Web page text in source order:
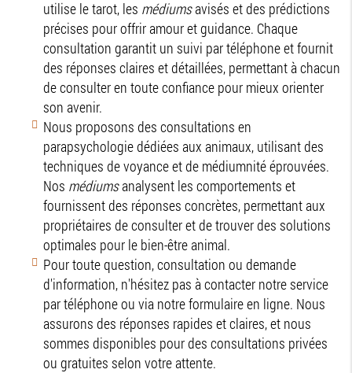
utilise le tarot, les médiumsavisés et des prédictions
précises pour offrir amour et guidance. Chaque
consultation garantit un suivi par téléphone et fournit
des réponses claires et détaillées, permettant à chacun
de consulter en toute confiance pour mieux orienter
son avenir.
Nous proposons des consultations en
parapsychologie dédiées aux animaux, utilisant des
techniques de voyance et de médiumnité éprouvées.
Nos médiumsanalysent les comportements et
fournissent des réponses concrètes, permettant aux
propriétaires de consulter et de trouver des solutions
optimales pour le bien-être animal.
Pour toute question, consultation ou demande
d'information, n'hésitez pas à contacter notre service
par téléphone ou via notre formulaire en ligne. Nous
assurons des réponses rapides et claires, et nous
sommes disponibles pour des consultations privées
ou gratuites selon votre attente.